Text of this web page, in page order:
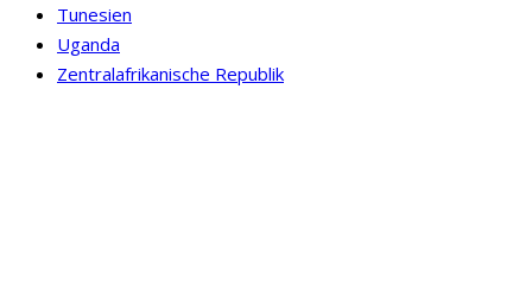
Tunesien
Uganda
Zentralafrikanische Republik